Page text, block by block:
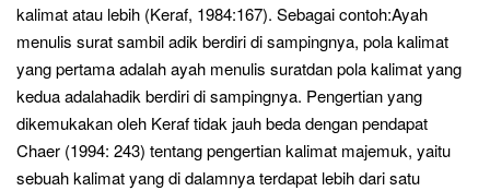
kalimat atau lebih (Keraf, 1984:167). Sebagai contoh:Ayah
menulis surat sambil adik berdiri di sampingnya, pola kalimat
yang pertama adalah ayah menulis suratdan pola kalimat yang
kedua adalahadik berdiri di sampingnya. Pengertian yang
dikemukakan oleh Keraf tidak jauh beda dengan pendapat
Chaer (1994: 243) tentang pengertian kalimat majemuk, yaitu
sebuah kalimat yang di dalamnya terdapat lebih dari satu